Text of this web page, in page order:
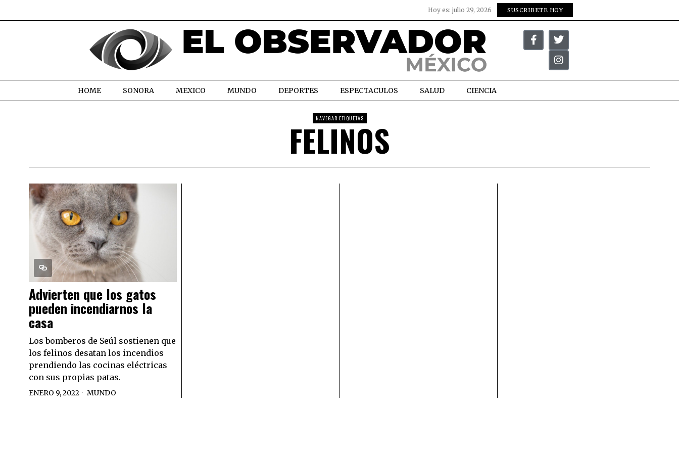
Hoy es: julio 29, 2026 SUSCRIBETE HOY
HOME SONORA MEXICO MUNDO DEPORTES ESPECTACULOS SALUD CIENCIA
NAVEGAR ETIQUETAS
FELINOS
Advierten que los gatos
pueden incendiarnos la
casa
Los bomberos de Seúl sostienen que
los felinos desatan los incendios
prendiendo las cocinas eléctricas
con sus propias patas.
ENERO 9, 2022 MUNDO